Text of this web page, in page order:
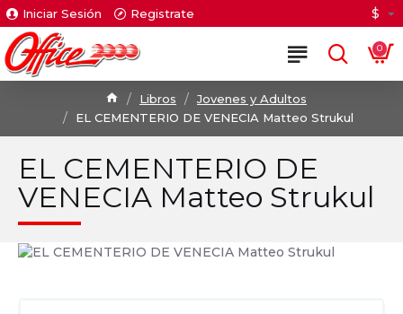
Iniciar Sesión Registrate $
0
Libros
Jovenes y Adultos
EL CEMENTERIO DE VENECIA Matteo Strukul
EL CEMENTERIO DE
VENECIA Matteo Strukul